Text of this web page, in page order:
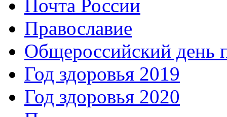
Почта России
Православие
Общероссийский день
Год здоровья 2019
Год здоровья 2020